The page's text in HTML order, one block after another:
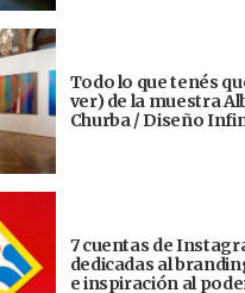
Todo lo que tenés
ver) de la muestra
Churba / Diseño
7 cuentas de
dedicadas al
e inspiración al